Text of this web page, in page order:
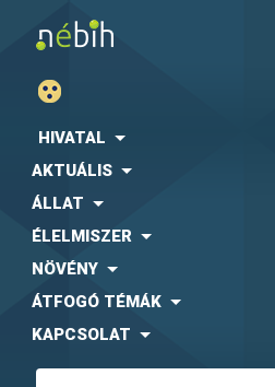
HIVATAL
AKTUÁLIS
ÁLLAT
ÉLELMISZER
NÖVÉNY
ÁTFOGÓ TÉMÁK
KAPCSOLAT